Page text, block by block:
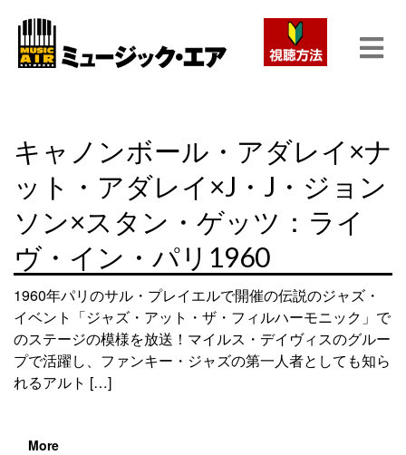
キャノンボール・アダレイ×ナ
ット・アダレイ×J・J・ジョン
ソン×スタン・ゲッツ：ライ
ヴ・イン・パリ1960
1960年パリのサル・プレイエルで開催の伝説のジャズ・
イベント「ジャズ・アット・ザ・フィルハーモニック」で
のステージの模様を放送！マイルス・デイヴィスのグルー
プで活躍し、ファンキー・ジャズの第一人者としても知ら
れるアルト […]
More